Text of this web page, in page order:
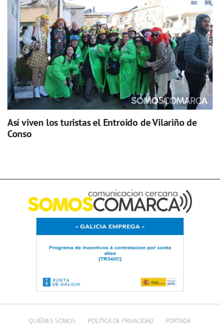
Así viven los turistas el Entroido de Vilariño de
Conso
QUIÉNES SOMOS POLÍTICA DE PRIVACIDAD PORTADA